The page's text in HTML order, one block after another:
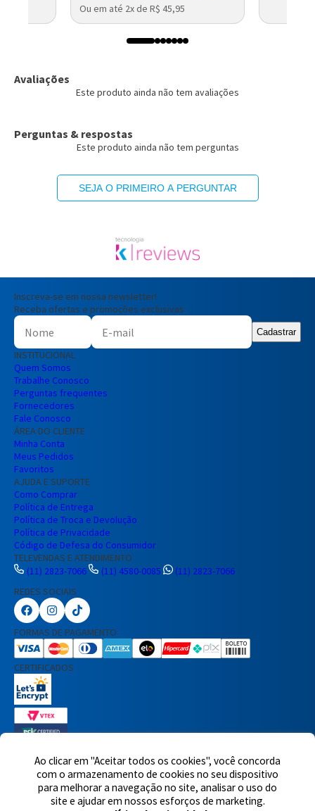
Ao clicar em "Aceitar todos os cookies", você concorda
com o armazenamento de cookies no seu dispositivo
para melhorar a navegação no site, analisar o uso do
site e ajudar em nossos esforços de marketing.
Ou em até 2x de R$ 45,95
Avaliações
Este produto ainda não tem avaliações
Perguntas & respostas
Este produto ainda não tem perguntas
SEJA O PRIMEIRO A PERGUNTAR
Inscreva-se em nossa newsletter!
Receba ofertas e promoções exclusivas
Cadastrar
INSTITUCIONAL
Quem Somos
Trabalhe Conosco
Perguntas frequentes
Fornecedores
Fale Conosco
ÁREA DO CLIENTE
Minha Conta
Meus Pedidos
Favoritos
AJUDA E SUPORTE
Como Comprar
Política de Entrega
Política de Troca e Devolução
Política de Privacidade
Código de Defesa do Consumidor
TELEVENDAS E ATENDIMENTO
(11) 2823-7066
(11) 4580-0085
(11) 2823-7066
REDES SOCIAIS
FORMAS DE PAGAMENTO
CERTIFICADOS
7460 avaliações reais
© 2025,Eletrônica Santana Ltda. Todos os direitos reservados.
Voluntários da Pátria, 1495 - Santana - CEP 02011-200 - São Paulo -
Nome Completo
Iniciar Conversa